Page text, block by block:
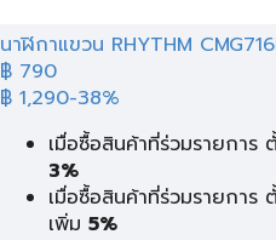
นาฬิกาแขวน RHYTHM
฿ 790
฿ 1,290-38%
เมื่อซื้อสินค้าที่ร่วมรายการ
3%
เมื่อซื้อสินค้าที่ร่วมรายการ
เพิ่ม 5%